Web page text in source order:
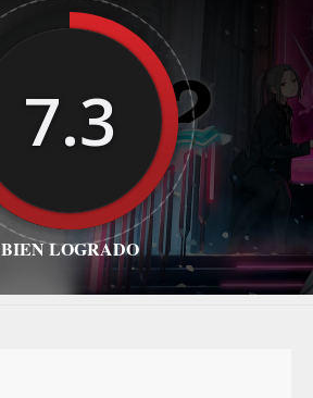
7.3
BIEN LOGRADO